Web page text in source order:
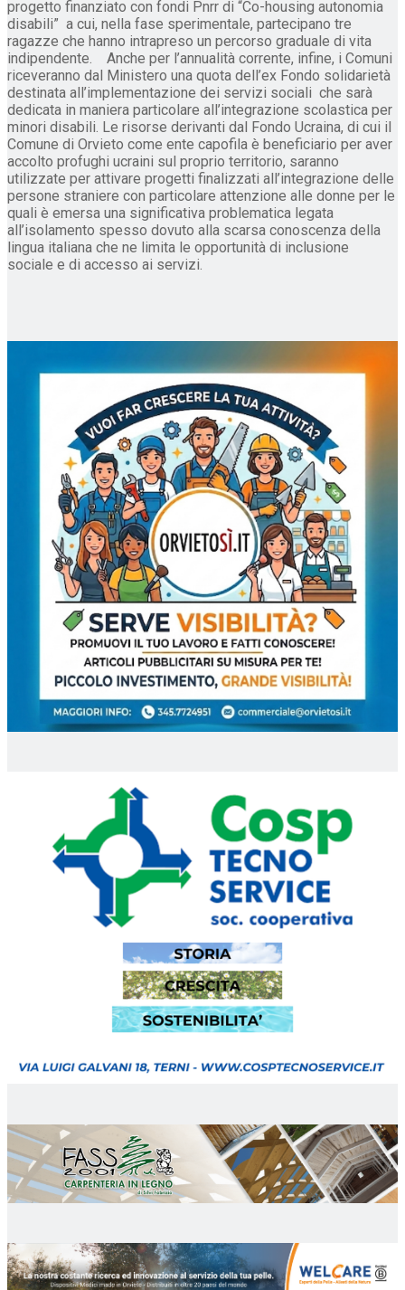
progetto finanziato con fondi Pnrr di “Co-housing autonomia
disabili” a cui, nella fase sperimentale, partecipano tre
ragazze che hanno intrapreso un percorso graduale di vita
indipendente. Anche per l’annualità corrente, infine, i Comuni
riceveranno dal Ministero una quota dell’ex Fondo solidarietà
destinata all’implementazione dei servizi sociali che sarà
dedicata in maniera particolare all’integrazione scolastica per
minori disabili. Le risorse derivanti dal Fondo Ucraina, di cui il
Comune di Orvieto come ente capofila è beneficiario per aver
accolto profughi ucraini sul proprio territorio, saranno
utilizzate per attivare progetti finalizzati all’integrazione delle
persone straniere con particolare attenzione alle donne per le
quali è emersa una significativa problematica legata
all’isolamento spesso dovuto alla scarsa conoscenza della
lingua italiana che ne limita le opportunità di inclusione
sociale e di accesso ai servizi.